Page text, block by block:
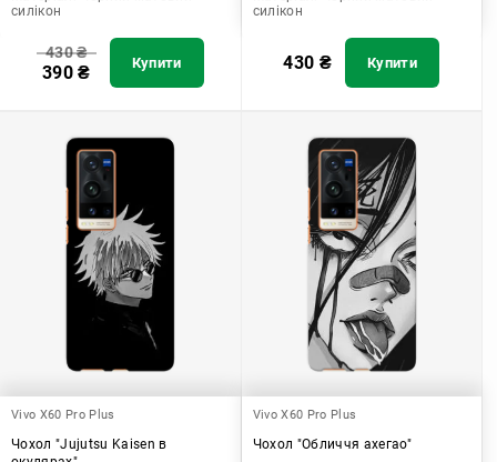
силікон
430₴
390₴ Купити
силікон
430 ₴ Купити
Vivo X60 Pro Plus
Чохол "Jujutsu Kaisen в
Vivo X60 Pro Plus
Чохол "Обличчя ахегао"